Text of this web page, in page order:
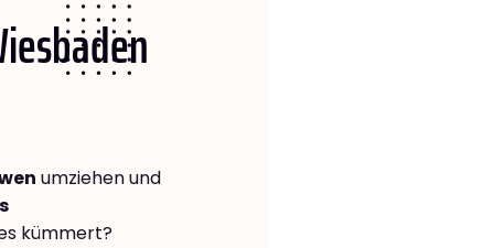
umziehen und
kümmert?